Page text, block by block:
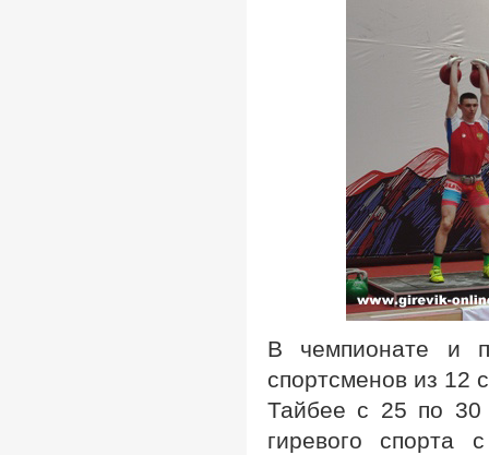
В чемпионате и
спортсменов из 12
Тайбее с 25 по 30
гиревого спорта